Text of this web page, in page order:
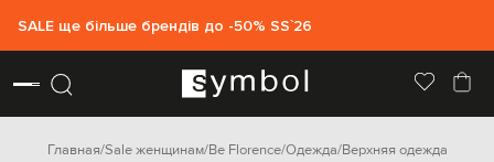
SALE ще більше брендів до -50% SS`26
Главная Sale женщинам Be Florence Одежда Верхняя одежда